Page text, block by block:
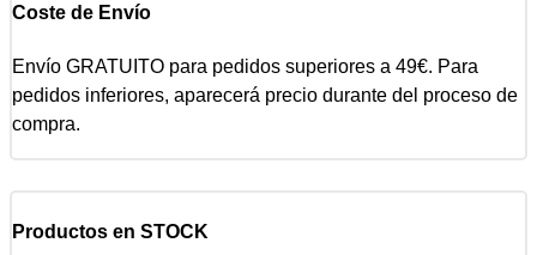
Coste de Envío
Envío GRATUITO para pedidos superiores a 49€. Para
pedidos inferiores, aparecerá precio durante del proceso de
compra.
Productos en STOCK